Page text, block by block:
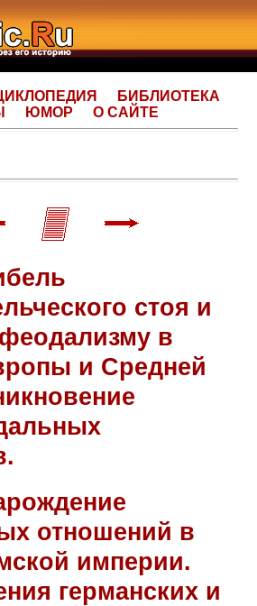
БИБЛИОТЕКА
ЮМОР О САЙТЕ
стоя и
в
и Средней
отношений в
империи.
германских и